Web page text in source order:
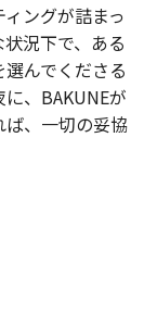
ングが詰まっ
況下で、ある
んでくださる
、BAKUNEが
、一切の妥協